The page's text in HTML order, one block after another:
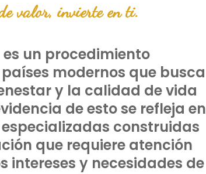
valor, invierte en ti.
un procedimiento
modernos que busca
y la calidad de vida
de esto se refleja en
construidas
que requiere atención
intereses y necesidades de